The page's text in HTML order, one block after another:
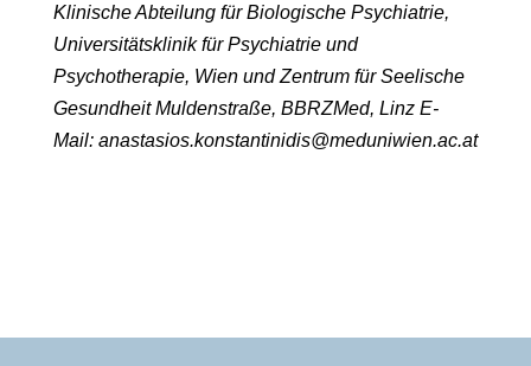
Klinische Abteilung für Biologische Psychiatrie,
Universitätsklinik für Psychiatrie und
Psychotherapie, Wien und Zentrum für Seelische
Gesundheit Muldenstraße, BBRZMed, Linz E-
Mail: anastasios.konstantinidis@meduniwien.ac.at